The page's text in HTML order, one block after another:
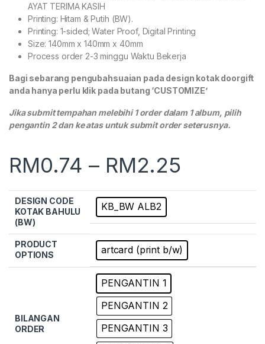
AYAT TERIMA KASIH
Printing: Hitam & Putih (BW).
Printing: 1-sided; Water Proof, Digital Printing
Size: 140mm x 140mm x 40mm
Process order 2-3 minggu Waktu Bekerja
Bagi sebarang pengubahsuaian pada design kotak doorgift
anda hanya perlu klik pada butang ‘CUSTOMIZE’
Jika submit tempahan melebihi 1 order dalam 1 album, pilih
pengantin 2 dan ke atas untuk submit order seterusnya.
RM0.74 – RM2.25
DESIGN CODE
KOTAK BAHULU
(BW)
KB_BW ALB2
PRODUCT
OPTIONS
artcard (print b/w)
BILANGAN
ORDER
PENGANTIN 1
PENGANTIN 2
PENGANTIN 3